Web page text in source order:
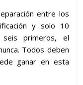
entre los
y solo 10
primeros, el
Todos deben
ganar en esta